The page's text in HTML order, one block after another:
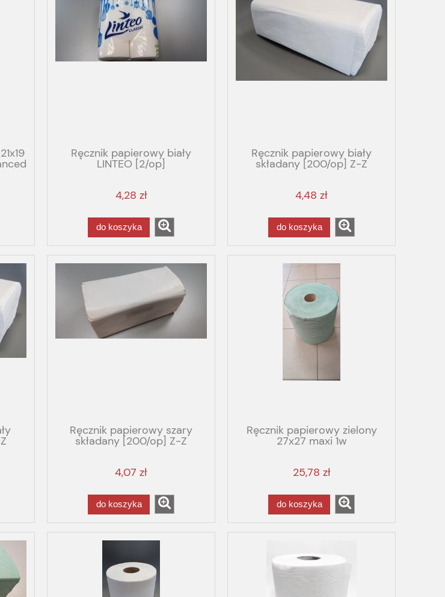
Ręcznik papierowy biały
LINTEO [2/op]
4,28 zł
do koszyka
Ręcznik papierowy biały
składany [200/op] Z-Z
4,48 zł
do koszyka
Ręcznik papierowy szary
składany [200/op] Z-Z
4,07 zł
do koszyka
Ręcznik papierowy zielony
27x27 maxi 1w
25,78 zł
do koszyka